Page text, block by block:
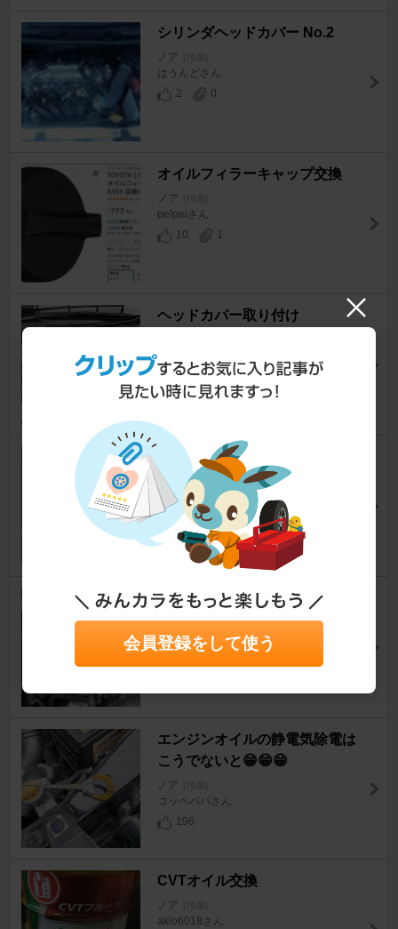
シリンダヘッドカバー No.2
ノア [70系]
はうんどさん
2
0
オイルフィラーキャップ交換
ノア [70系]
pelpelさん
10
1
ヘッドカバー取り付け
むらのあさん
27
0
イグニッションコイル交換
ノア [70系]
下〇力のミ〇〇ルさん
7
0
オイル交換!
ノア [70系]
陽斗ぱぱさん
エンジンオイルの静電気除電は
こうでないと😁😁😁
ノア [70系]
コッペパパさん
196
CVTオイル交換
ノア [70系]
akio6018さん
会員登録をして使う